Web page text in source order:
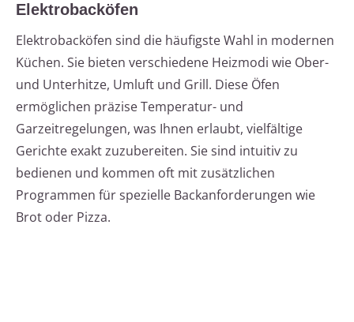
Elektrobacköfen
Elektrobacköfen sind die häufigste Wahl in modernen
Küchen. Sie bieten verschiedene Heizmodi wie Ober-
und Unterhitze, Umluft und Grill. Diese Öfen
ermöglichen präzise Temperatur- und
Garzeitregelungen, was Ihnen erlaubt, vielfältige
Gerichte exakt zuzubereiten. Sie sind intuitiv zu
bedienen und kommen oft mit zusätzlichen
Programmen für spezielle Backanforderungen wie
Brot oder Pizza.